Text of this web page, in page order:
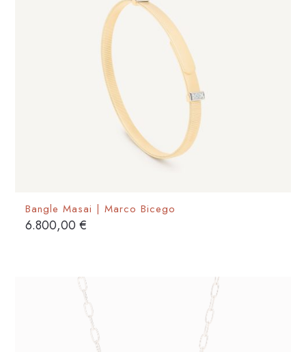
Bangle Masai | Marco Bicego
6.800,00€